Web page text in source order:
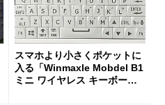
スマホより小さくポケットに
入る「Winmaxle Mobdel B1
ミニ ワイヤレス キーボー